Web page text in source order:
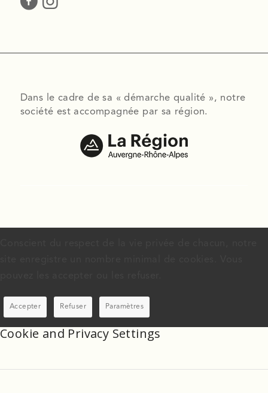
Dans le cadre de sa « démarche qualité », notre
société est accompagnée par sa région.
Accepter Refuser Paramètres
Cookie and Privacy Settings